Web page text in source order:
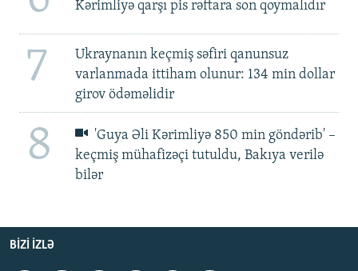
Kərimliyə qarşı pis rəftara son qoymalıdır
7
Ukraynanın keçmiş səfiri qanunsuz
varlanmada ittiham olunur: 134 min dollar
girov ödəməlidir
8
'Guya Əli Kərimliyə 850 min göndərib' –
keçmiş mühafizəçi tutuldu, Bakıya verilə
bilər
BIZI IZLƏ